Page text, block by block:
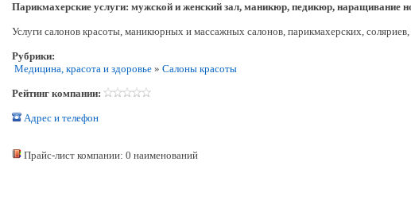
Парикмахерские услуги: мужской и женский зал, маникюр, педикюр, наращивание
Услуги салонов красоты, маникюрных и массажных салонов, парикмахерских, соляриев,
Рубрики:
Медицина, красота и здоровье » Салоны красоты
Рейтинг компании:
Адрес и телефон
Прайс-лист компании: 0 наименований